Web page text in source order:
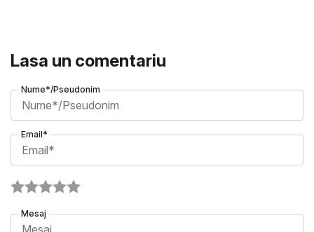
Lasa un comentariu
Nume*/Pseudonim
Email*
Mesaj